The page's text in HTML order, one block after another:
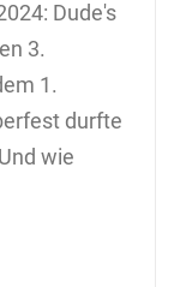
Dude's
3.
1.
durfte
wie